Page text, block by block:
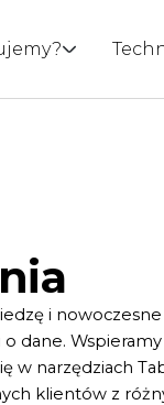
obieg
R /
Amodit
i
dane.
w narzędziach
klientów z